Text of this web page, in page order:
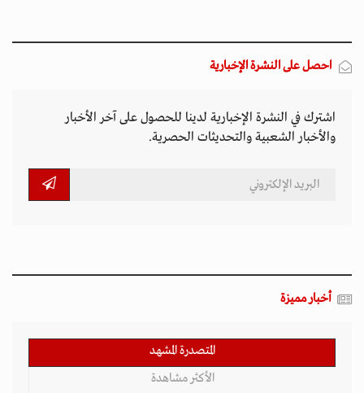
احصل على النشرة الإخبارية
اشترك في النشرة الإخبارية لدينا للحصول على آخر الأخبار
والأخبار الشعبية والتحديثات الحصرية.
أخبار مميزة
المتصدرة المشهد
الأكثر مشاهدة